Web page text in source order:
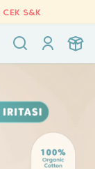
CEK S&K